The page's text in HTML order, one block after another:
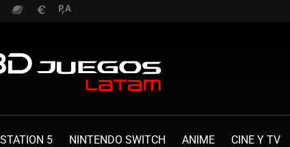
5 NINTENDO SWITCH ANIME CINE Y TV